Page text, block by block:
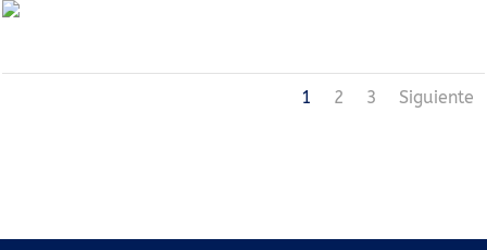
1 2 3 Siguiente